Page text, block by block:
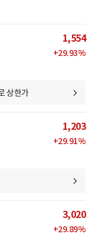
1,554
+29.93%
상한가
1,203
+29.91%
3,020
+29.89%